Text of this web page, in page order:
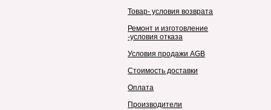
Товар- условия возврата
Ремонт и изготовление
-условия отказа
Условия продажи AGB
Стоимость доставки
Оплата
Производители